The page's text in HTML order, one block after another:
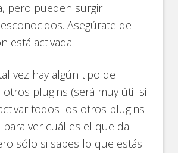
pero pueden surgir
Asegúrate de
está activada.
vez hay algún tipo de
plugins (será muy útil si
todos los otros plugins
ver cuál es el que da
sólo si sabes lo que estás